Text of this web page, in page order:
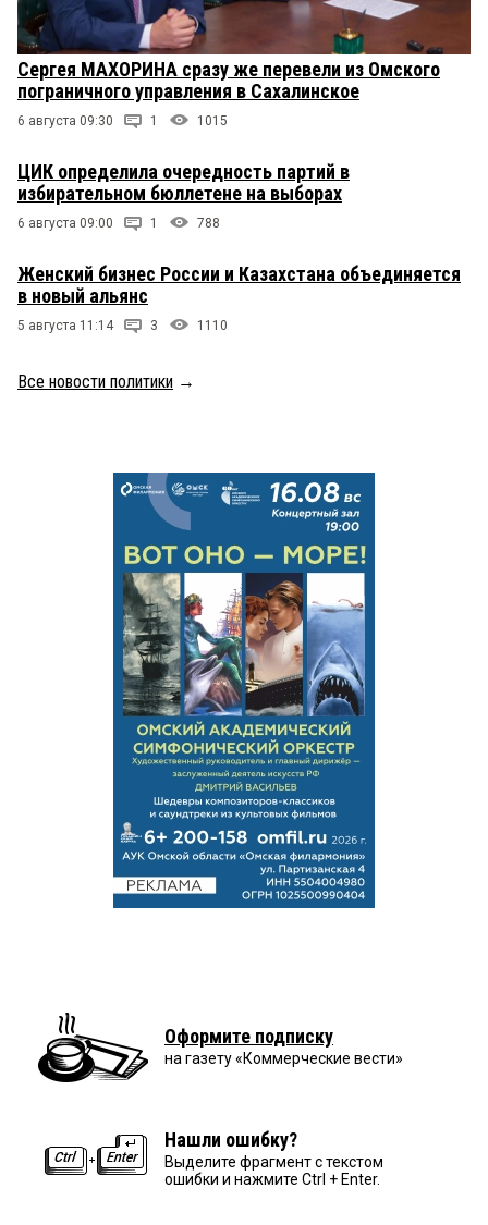
Сергея МАХОРИНА сразу же перевели из Омского
пограничного управления в Сахалинское
6 августа 09:30 1 1015
ЦИК определила очередность партий в
избирательном бюллетене на выборах
6 августа 09:00 1 788
Женский бизнес России и Казахстана объединяется
в новый альянс
5 августа 11:14 3 1110
Все новости политики →
Оформите подписку
на газету «Коммерческие вести»
Нашли ошибку?
Выделите фрагмент с текстом
ошибки и нажмите Ctrl + Enter.